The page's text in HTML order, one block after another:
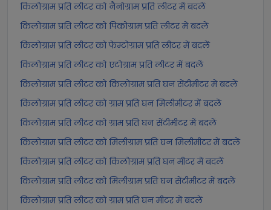
किलोग्राम प्रति लीटर को नैनोग्राम प्रति लीटर में बदलें
किलोग्राम प्रति लीटर को पिकोग्राम प्रति लीटर में बदलें
किलोग्राम प्रति लीटर को फेम्टोग्राम प्रति लीटर में बदलें
किलोग्राम प्रति लीटर को एटोग्राम प्रति लीटर में बदलें
किलोग्राम प्रति लीटर को किलोग्राम प्रति घन सेंटीमीटर में बदलें
किलोग्राम प्रति लीटर को ग्राम प्रति घन मिलीमीटर में बदलें
किलोग्राम प्रति लीटर को ग्राम प्रति घन सेंटीमीटर में बदलें
किलोग्राम प्रति लीटर को मिलीग्राम प्रति घन मिलीमीटर में बदलें
किलोग्राम प्रति लीटर को किलोग्राम प्रति घन मीटर में बदलें
किलोग्राम प्रति लीटर को मिलीग्राम प्रति घन सेंटीमीटर में बदलें
किलोग्राम प्रति लीटर को ग्राम प्रति घन मीटर में बदलें